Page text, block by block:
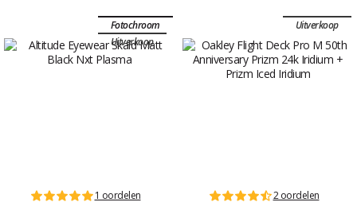
Fotochroom
Uitverkoop
1 oordelen
Uitverkoop
2 oordelen